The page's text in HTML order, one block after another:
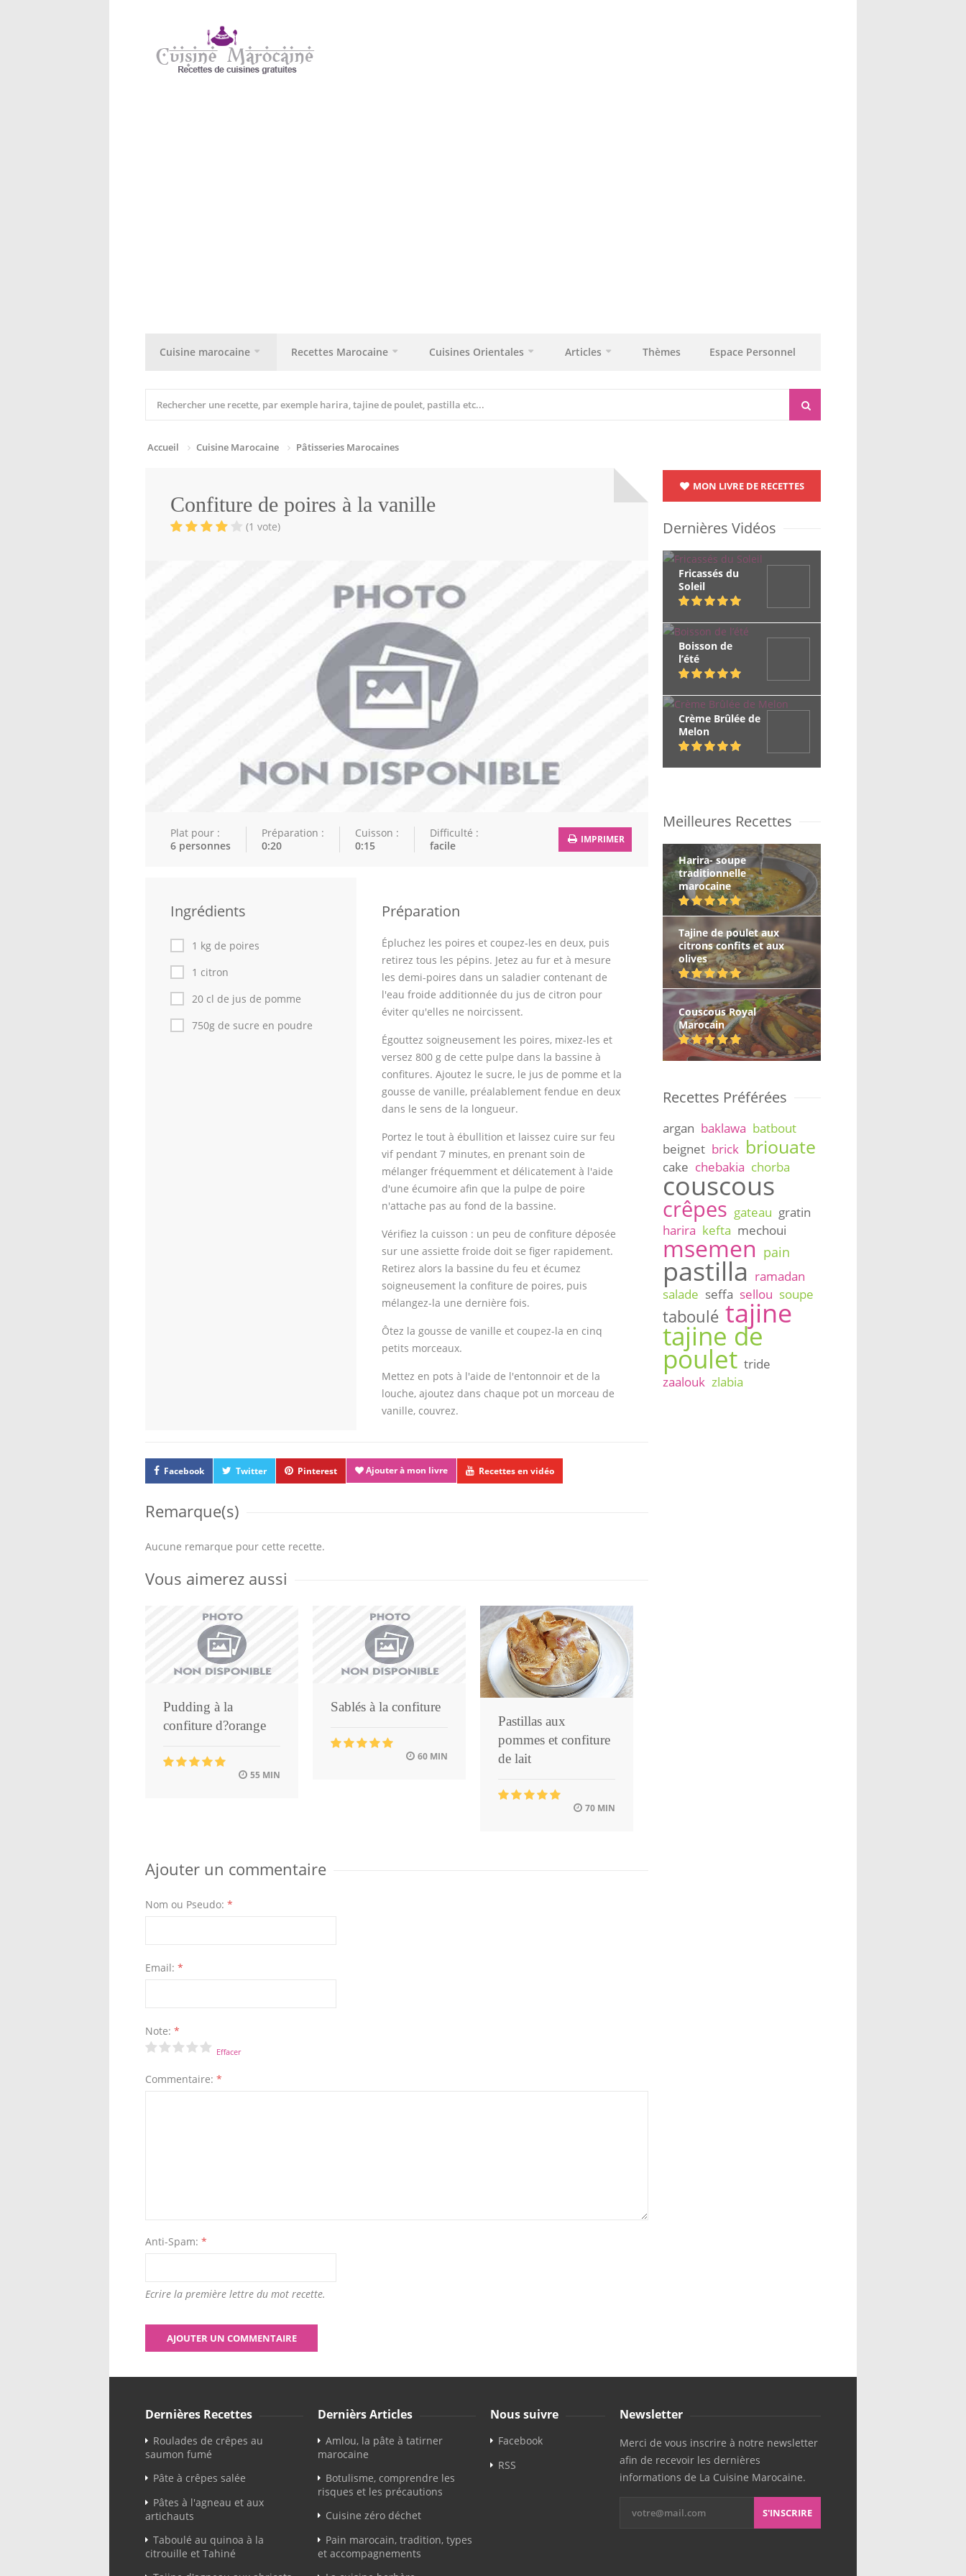
Cuisine marocaine Recettes Marocaine Cuisines Orientales Articles Thèmes Espace Personnel
Accueil Cuisine Marocaine Pâtisseries Marocaines
Confiture de poires à la vanille
(1 vote)
Plat pour :
6 personnes
Préparation :
0:20
Cuisson :
0:15
Difficulté :
facile
IMPRIMER
Ingrédients
1 kg de poires
1 citron
20 cl de jus de pomme
750g de sucre en poudre
Préparation
Épluchez les poires et coupez-les en deux, puis
retirez tous les pépins. Jetez au fur et à mesure
les demi-poires dans un saladier contenant de
l'eau froide additionnée du jus de citron pour
éviter qu'elles ne noircissent.
Égouttez soigneusement les poires, mixez-les et
versez 800 g de cette pulpe dans la bassine à
confitures. Ajoutez le sucre, le jus de pomme et la
gousse de vanille, préalablement fendue en deux
dans le sens de la longueur.
Portez le tout à ébullition et laissez cuire sur feu
vif pendant 7 minutes, en prenant soin de
mélanger fréquemment et délicatement à l'aide
d'une écumoire afin que la pulpe de poire
n'attache pas au fond de la bassine.
Vérifiez la cuisson : un peu de confiture déposée
sur une assiette froide doit se figer rapidement.
Retirez alors la bassine du feu et écumez
soigneusement la confiture de poires, puis
mélangez-la une dernière fois.
Ôtez la gousse de vanille et coupez-la en cinq
petits morceaux.
Mettez en pots à l'aide de l'entonnoir et de la
louche, ajoutez dans chaque pot un morceau de
vanille, couvrez.
Facebook Twitter Pinterest Ajouter à mon livre Recettes en vidéo
Remarque(s)
Aucune remarque pour cette recette.
Vous aimerez aussi
Pudding à la
confiture d?orange
55 MIN
Sablés à la confiture
60 MIN
Pastillas aux
pommes et confiture
de lait
70 MIN
Ajouter un commentaire
Nom ou Pseudo: *
Email: *
Note: *
Effacer
Commentaire: *
Anti-Spam: *
Ecrire la première lettre du mot recette.
MON LIVRE DE RECETTES
Dernières Vidéos
Fricassés du
Soleil
Boisson de
l’été
Crème Brûlée de
Melon
Meilleures Recettes
Harira- soupe
traditionnelle
marocaine
Tajine de poulet aux
citrons confits et aux
olives
Couscous Royal
Marocain
Recettes Préférées
argan baklawa batbout
beignet brick briouate
cake chebakia chorba
couscous
crêpes gateau gratin
harira kefta mechoui
msemen pain
pastilla ramadan
salade seffa sellou soupe
taboulé tajine
tajine de
poulet tride
zaalouk zlabia
Dernières Recettes
Roulades de crêpes au
saumon fumé
Pâte à crêpes salée
Pâtes à l'agneau et aux
artichauts
Taboulé au quinoa à la
citrouille et Tahiné
Dernièrs Articles
Amlou, la pâte à tatirner
marocaine
Botulisme, comprendre les
risques et les précautions
Cuisine zéro déchet
Pain marocain, tradition, types
et accompagnements
Nous suivre
Facebook
RSS
Newsletter
Merci de vous inscrire à notre newsletter
afin de recevoir les dernières
informations de La Cuisine Marocaine.
S'INSCRIRE